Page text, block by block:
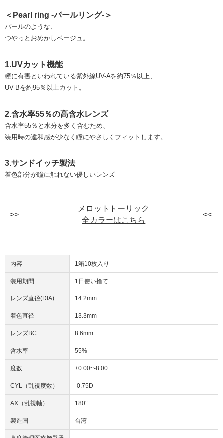
＜Pearl ring -パールリング-＞
パールのような、
つやっとおめかしベージュ。
1.UVカット機能
瞳に有害といわれている紫外線UV-Aを約75％以上、
UV-Bを約95％以上カット。
2.含水率55％の高含水レンズ
含水率55％と水分を多く含むため、
装用時の違和感が少なく瞳にやさしくフィットします。
3.サンドイッチ製法
着色部分が瞳に触れない優しいレンズ
メロットトーリック
全カラーはこちら
内容 1箱10枚入り
装用期間 1日使い捨て
レンズ直径(DIA) 14.2mm
着色直径 13.3mm
レンズBC 8.6mm
含水率 55%
度数 ±0.00~-8.00
CYL（乱視度数） -0.75D
AX（乱視軸） 180°
製造国 台湾